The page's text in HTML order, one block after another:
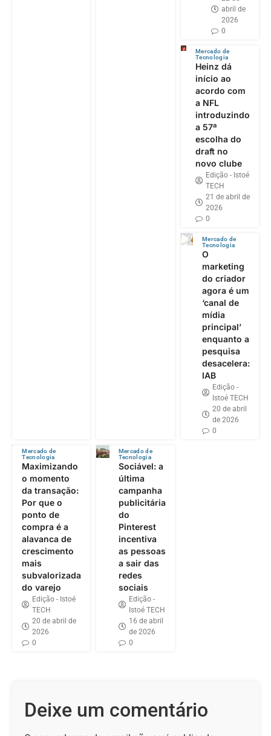
abril de
2026
0
Mercado de
Tecnologia
Heinz dá
início ao
acordo com
a NFL
introduzindo
a 57ª
escolha do
draft no
novo clube
Edição - Istoé
TECH
21 de abril de
2026
0
Mercado de
Tecnologia
O
marketing
do criador
agora é um
‘canal de
mídia
principal’
enquanto a
pesquisa
desacelera:
IAB
Edição -
Istoé TECH
20 de abril
de 2026
0
Mercado de
Tecnologia
Maximizando
o momento
da transação:
Por que o
ponto de
compra é a
alavanca de
crescimento
mais
subvalorizada
do varejo
Edição - Istoé
TECH
20 de abril de
2026
0
Mercado de
Tecnologia
Sociável: a
última
campanha
publicitária
do
Pinterest
incentiva
as pessoas
a sair das
redes
sociais
Edição -
Istoé TECH
16 de abril
de 2026
0
Deixe um comentário